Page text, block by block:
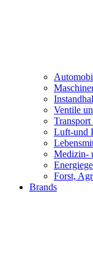
Ventile
Luft-und
Medizin-
Forst,
Brands